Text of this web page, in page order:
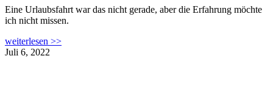
Eine Urlaubsfahrt war das nicht gerade, aber die Erfahrung möchte
ich nicht missen.
weiterlesen >>
Juli 6, 2022